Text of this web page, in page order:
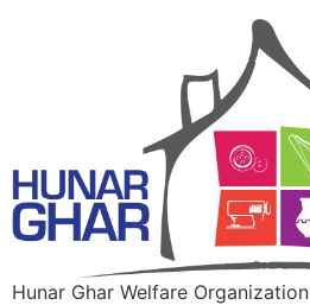
Hunar Ghar Welfare Organization